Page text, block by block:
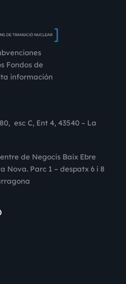
Fondos de
información
esc C, Ent 4, 43540 – La
de Negocis Baix Ebre
Nova. Parc 1 – despatx 6 i 8